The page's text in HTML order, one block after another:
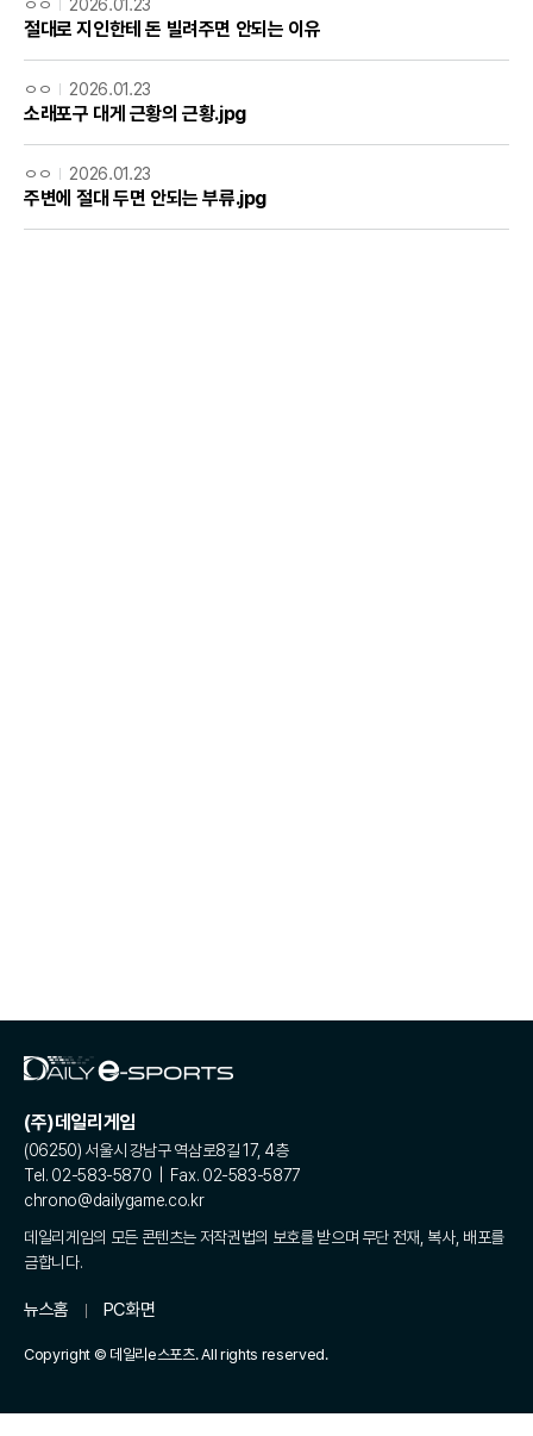
ㅇㅇ 2026.01.23
절대로 지인한테 돈 빌려주면 안되는 이유
ㅇㅇ 2026.01.23
소래포구 대게 근황의 근황.jpg
ㅇㅇ 2026.01.23
주변에 절대 두면 안되는 부류.jpg
(주)데일리게임
(06250) 서울시 강남구 역삼로8길 17, 4층
Tel. 02-583-5870 | Fax. 02-583-5877
chrono@dailygame.co.kr
데일리게임의 모든 콘텐츠는 저작권법의 보호를 받으며 무단 전재, 복사, 배포를
금합니다.
뉴스홈 PC화면
Copyright © 데일리e스포츠. All rights reserved.